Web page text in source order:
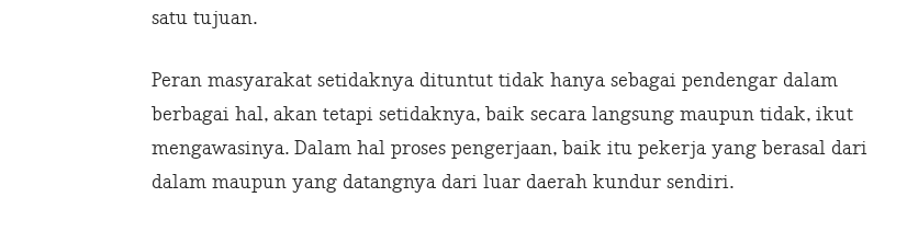
satu tujuan.
Peran masyarakat setidaknya dituntut tidak hanya sebagai pendengar dalam
berbagai hal, akan tetapi setidaknya, baik secara langsung maupun tidak, ikut
mengawasinya. Dalam hal proses pengerjaan, baik itu pekerja yang berasal dari
dalam maupun yang datangnya dari luar daerah kundur sendiri.